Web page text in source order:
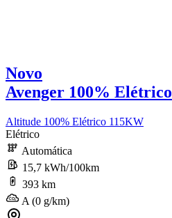
Novo
Avenger 100% Elétrico
Altitude 100% Elétrico 115KW
Elétrico
Automática
15,7 kWh/100km
393 km
A (0 g/km)